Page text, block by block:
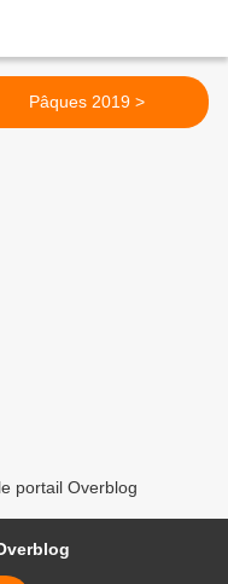
Pâques 2019 >
portail Overblog